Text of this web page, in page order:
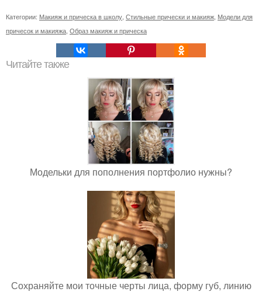
Категории: Макияж и прическа в школу, Стильные прически и макияж, Модели для
причесок и макияжа, Образ макияж и прическа
Читайте также
Модельки для пополнения портфолио нужны?
Сохраняйте мои точные черты лица, форму губ, линию